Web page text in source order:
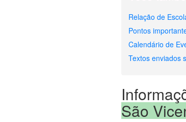
Relação de
Pontos
Calendário de
Textos enviados
São